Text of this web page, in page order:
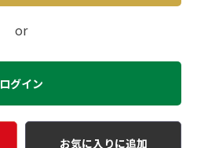
or
ログイン
お気に入りに追加